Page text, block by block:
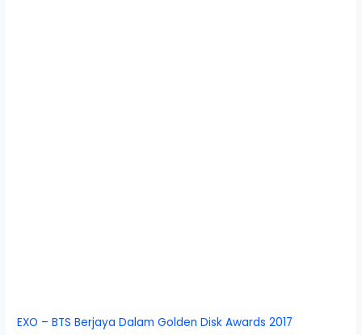
EXO – BTS Berjaya Dalam Golden Disk Awards 2017